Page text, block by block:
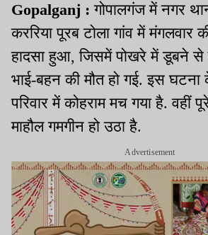
Gopalganj : गोपालगंज में नगर
कररिया पूरब टोला गांव में मंगलवार
हादसा हुआ, जिसमें पोखरे में डूबने से
भाई-बहन की मौत हो गई. इस घटना
परिवार में कोहराम मच गया है. वहीं
माहौल गमगीन हो उठा है.
Advertisement